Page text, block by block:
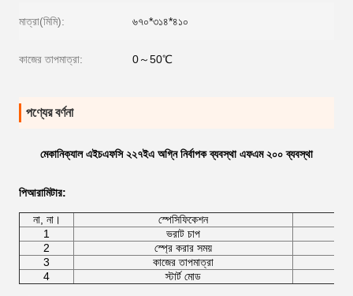
মাত্রা(মিমি): ৬৭০*৩১৪*৪১০
কাজের তাপমাত্রা: 0～50℃
পণ্যের বর্ণনা
মেকানিক্যাল এইচএফসি ২২৭ইএ অগ্নি নির্বাপক ব্যবস্থা এফএম ২০০ ব্যবস্থা
পিআরামিটার:
না, না।
স্পেসিফিকেশন
1
ভরাট চাপ
2
স্প্রে করার সময়
3
কাজের তাপমাত্রা
4
স্টার্ট মোড